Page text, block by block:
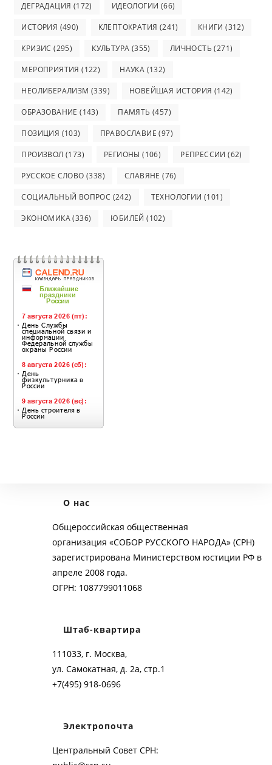
ДЕГРАДАЦИЯ (172) ИДЕОЛОГИИ (66)
ИСТОРИЯ (490) КЛЕПТОКРАТИЯ (241) КНИГИ (312)
КРИЗИС (295) КУЛЬТУРА (355) ЛИЧНОСТЬ (271)
МЕРОПРИЯТИЯ (122) НАУКА (132)
НЕОЛИБЕРАЛИЗМ (339) НОВЕЙШАЯ ИСТОРИЯ (142)
ОБРАЗОВАНИЕ (143) ПАМЯТЬ (457)
ПОЗИЦИЯ (103) ПРАВОСЛАВИЕ (97)
ПРОИЗВОЛ (173) РЕГИОНЫ (106) РЕПРЕССИИ (62)
РУССКОЕ СЛОВО (338) СЛАВЯНЕ (76)
СОЦИАЛЬНЫЙ ВОПРОС (242) ТЕХНОЛОГИИ (101)
ЭКОНОМИКА(336) ЮБИЛЕЙ (102)
О нас
Общероссийская общественная
организация «СОБОР РУССКОГО НАРОДА» (СРН)
зарегистрирована Министерством юстиции РФ в
апреле 2008 года.
ОГРН: 1087799011068
Штаб-квартира
111033, г. Москва,
ул. Самокатная, д. 2а, стр.1
+7(495) 918-0696
Электропочта
Центральный Совет СРН: